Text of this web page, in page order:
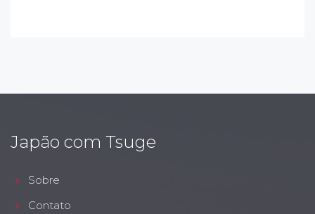
Japão com Tsuge
Sobre
Contato